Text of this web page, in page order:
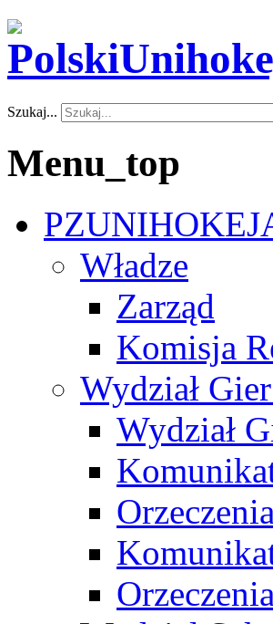
Szukaj...
Menu_top
Władze
Zarząd
Komisja
Wydział
Wydział